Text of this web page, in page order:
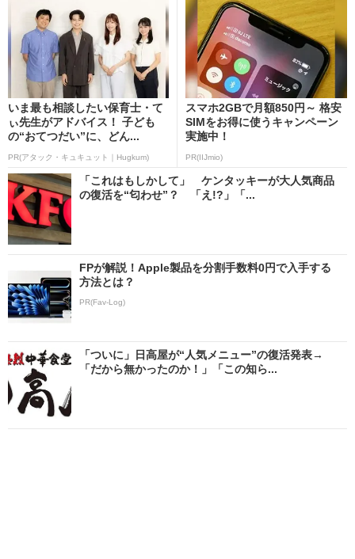
いま最も相談したい保育士・て
ぃ先生がアドバイス！ 子ども
の“おてつだい”に、どん...
PR(アタック・キュキュット｜Hugkum)
スマホ2GBで月額850円～ 格安
SIMをお得に使うキャンペーン
実施中！
PR(IIJmio)
「これはもしかして」 ケンタッキーが大人気商品
の復活を“匂わせ”？ 「え!?」「...
FPが解説！Apple製品を分割手数料0円で入手する
方法とは？
PR(Fav-Log)
「ついに」日高屋が“人気メニュー”の復活発表→
「だから無かったのか！」「この知ら...